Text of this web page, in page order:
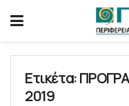
Ετικέτα:
2019